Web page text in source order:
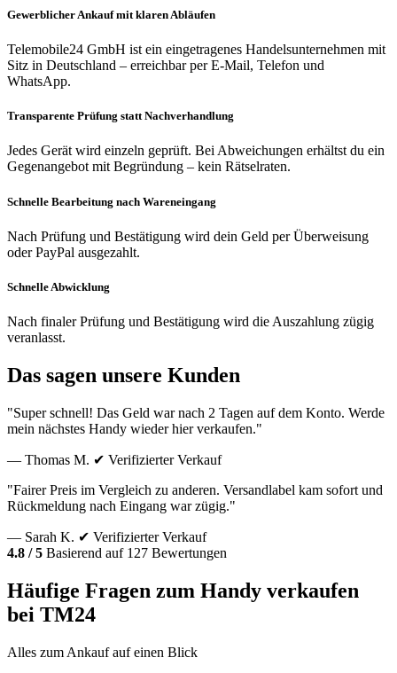
Gewerblicher Ankauf mit klaren Abläufen
Telemobile24 GmbH ist ein eingetragenes Handelsunternehmen mit
Sitz in Deutschland – erreichbar per E-Mail, Telefon und
WhatsApp.
Transparente Prüfung statt Nachverhandlung
Jedes Gerät wird einzeln geprüft. Bei Abweichungen erhältst du ein
Gegenangebot mit Begründung – kein Rätselraten.
Schnelle Bearbeitung nach Wareneingang
Nach Prüfung und Bestätigung wird dein Geld per Überweisung
oder PayPal ausgezahlt.
Schnelle Abwicklung
Nach finaler Prüfung und Bestätigung wird die Auszahlung zügig
veranlasst.
Das sagen unsere Kunden
"Super schnell! Das Geld war nach 2 Tagen auf dem Konto. Werde
mein nächstes Handy wieder hier verkaufen."
— Thomas M. ✔ Verifizierter Verkauf
"Fairer Preis im Vergleich zu anderen. Versandlabel kam sofort und
Rückmeldung nach Eingang war zügig."
— Sarah K. ✔ Verifizierter Verkauf
4.8 / 5 Basierend auf 127 Bewertungen
Häufige Fragen zum Handy verkaufen
bei TM24
Alles zum Ankauf auf einen Blick